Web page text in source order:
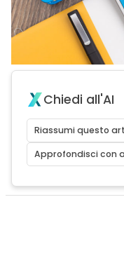
Chiedi all'AI
Riassumi questo
Approfondisci con